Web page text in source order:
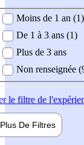
demandée
Moins de 1 an (1)
De 1 à 3 ans (1)
Plus de 3 ans
Non renseignée
le filtre de
Plus De Filtres